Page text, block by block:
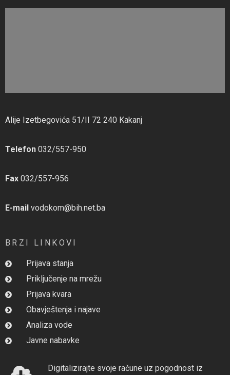
Alije Izetbegovića 51/II 72 240 Kakanj
Telefon 032/557-950
Fax 032/557-956
E-mail vodokom@bih.net.ba
BRZI LINKOVI
Prijava stanja
Priključenje na mrežu
Prijava kvara
Obavještenja i najave
Analiza vode
Javne nabavke
Digitalizirajte svoje račune uz pogodnost iz